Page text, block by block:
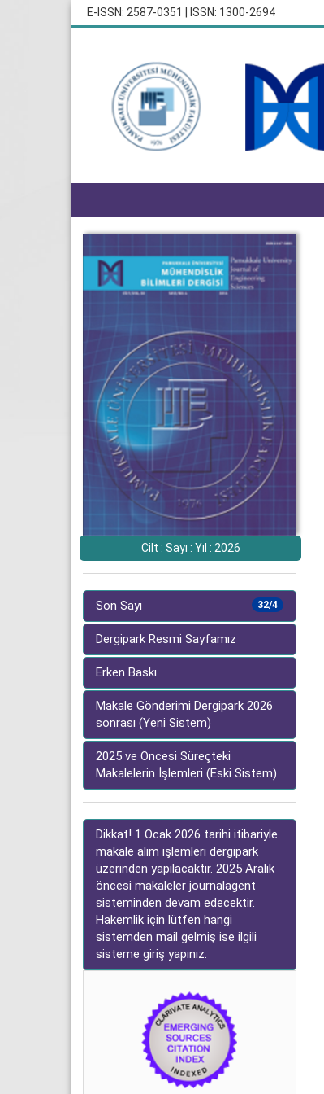
E-ISSN: 2587-0351 | ISSN: 1300-2694
Cilt : Sayı : Yıl : 2026
32/4
Son Sayı
Dergipark Resmi Sayfamız
Erken Baskı
Makale Gönderimi Dergipark 2026
sonrası (Yeni Sistem)
2025 ve Öncesi Süreçteki
Makalelerin İşlemleri (Eski Sistem)
Dikkat! 1 Ocak 2026 tarihi itibariyle
makale alım işlemleri dergipark
üzerinden yapılacaktır. 2025 Aralık
öncesi makaleler journalagent
sisteminden devam edecektir.
Hakemlik için lütfen hangi
sistemden mail gelmiş ise ilgili
sisteme giriş yapınız.